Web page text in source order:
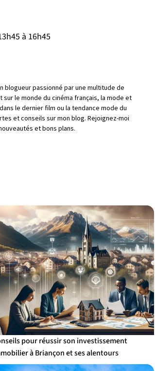
à 16h45
blogueur passionné par une multitude de
le monde du cinéma français, la mode et
le dernier film ou la tendance mode du
et conseils sur mon blog. Rejoignez-moi
et bons plans.
pour réussir son investissement
à Briançon et ses alentours